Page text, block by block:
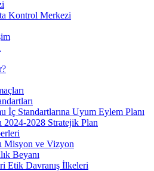
Kontrol Merkezi
İç Standartlarına Uyum Eylem Planı
2024-2028 Stratejik Plan
Misyon ve Vizyon
Beyanı
Etik Davranış İlkeleri